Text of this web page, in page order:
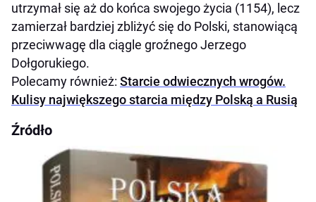
utrzymał się aż do końca swojego życia (1154), lecz
zamierzał bardziej zbliżyć się do Polski, stanowiącą
przeciwwagę dla ciągle groźnego Jerzego
Dołgorukiego.
Polecamy również: Starcie odwiecznych wrogów.
Kulisy największego starcia między Polską a Rusią
Źródło